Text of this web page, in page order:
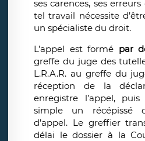
ses carences, ses
tel travail nécessite
un spécialiste du droit.
L’appel est formé par
greffe du juge des
L.R.A.R. au greffe du
réception de la
enregistre l’appel,
simple un récépissé
d’appel. Le greffier
délai le dossier à la